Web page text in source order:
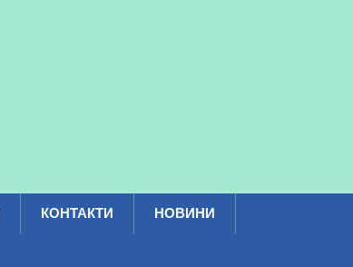
КОНТАКТИ НОВИНИ